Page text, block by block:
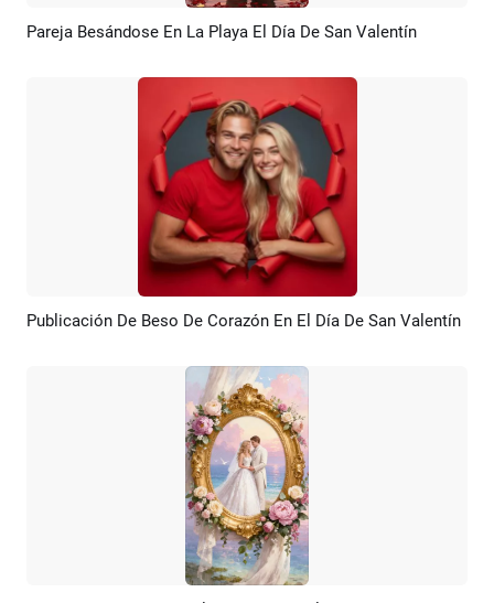
Previsualizar Crear IA
Pareja Besándose En La Playa El Día De San Valentín
Previsualizar Crear IA
Publicación De Beso De Corazón En El Día De San Valentín